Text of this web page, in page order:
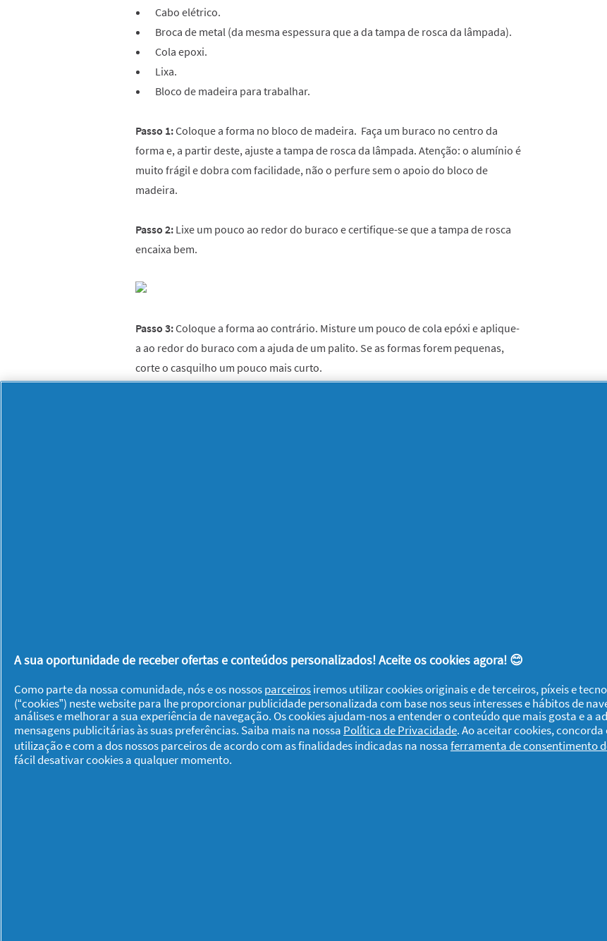
Cabo elétrico.
Broca de metal (da mesma espessura que a da tampa de rosca da lâmpada).
Cola epoxi.
Lixa.
Bloco de madeira para trabalhar.
Passo 1:Coloque a forma no bloco de madeira. Faça um buraco no centro da
forma e, a partir deste, ajuste a tampa de rosca da lâmpada. Atenção: o alumínio é
muito frágil e dobra com facilidade, não o perfure sem o apoio do bloco de
madeira.
Passo 2: Lixe um pouco ao redor do buraco e certifique-se que a tampa de rosca
encaixa bem.
Passo 3:Coloque a forma ao contrário. Misture um pouco de cola epóxi e aplique-
a ao redor do buraco com a ajuda de um palito. Se as formas forem pequenas,
corte o casquilho um pouco mais curto.
Gostou deste artigo? Esperamos que sim! Faça um “Gosto” ou deixe-nos um
comentário. Pode ler mais sobreManualidade de Natal: Pinhas PintadasouDê
um toque especial aos seus presentes de Natal
A sua oportunidade de receber ofertas e conteúdos personalizados! Aceite os cookies agora! 😊
Como parte da nossa comunidade, nós e os nossosparceirosiremos utilizar cookies originais e de terceiros, píxeis e
(“cookies”) neste website para lhe proporcionar publicidade personalizada com base nos seus interesses e hábitos de
análises e melhorar a sua experiência de navegação. Os cookies ajudam-nos a entender o conteúdo que mais gosta e a
mensagens publicitárias às suas preferências. Saiba mais na nossa Política de Privacidade. Ao aceitar cookies, concorda
utilização e com a dos nossos parceiros de acordo com as finalidades indicadas na nossaferramenta de consentimento
fácil desativar cookies a qualquer momento.